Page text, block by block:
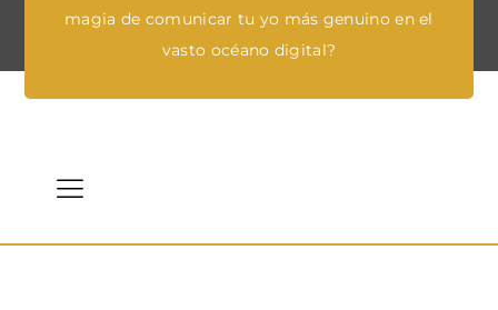
magia de comunicar tu yo más genuino en el
vasto océano digital?